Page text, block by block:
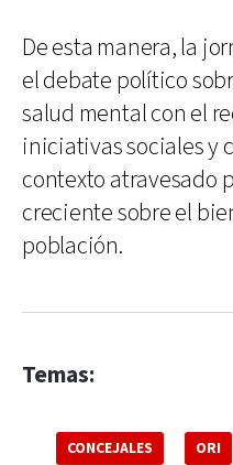
De esta manera, la
el debate político
salud mental con el
iniciativas sociales y
contexto atravesado
creciente sobre el
población.
Temas:
CONCEJALES ORI